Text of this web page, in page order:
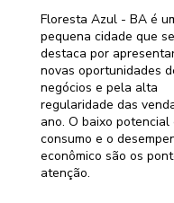
Floresta Azul - BA é
pequena cidade que se
destaca por
novas oportunidades
negócios e pela alta
regularidade das
ano. O baixo potencial
consumo e o
econômico são os
atenção.